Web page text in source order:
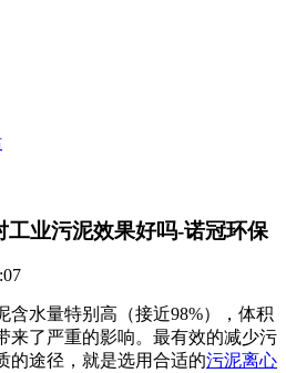
业污泥效果好吗-诺冠环保
含水量特别高（接近98%），体积
来了严重的影响。最有效的减少污
的途径，就是选用合适的污泥离心